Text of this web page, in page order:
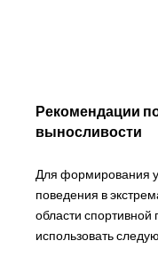
Рекомендации
выносливости
Для формирования
поведения в
области
использовать